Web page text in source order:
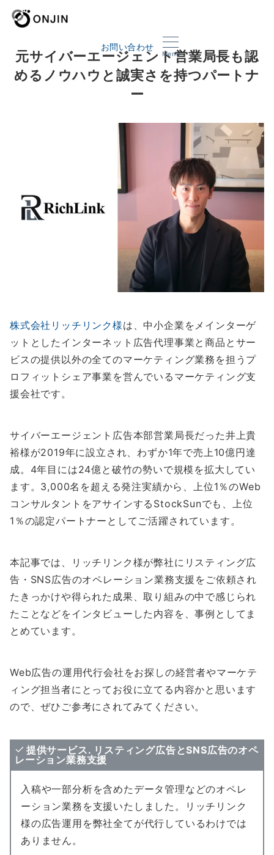
お問い合わせ
Menu
元サイバーエージェント営業局長も認
めるノウハウと誠実さを持つパートナ
ー
株式会社リッチリンク様は、中小企業をメインターゲ
ットとしたインターネット広告代理事業と商品とサー
ビスの提供以外の全てのマーケティング業務を担うプ
ロフィットシェア事業を営んでいるマーケティング支
援会社です。
サイバーエージェント広告本部営業局長だった井上貴
裕様が2019年に設立され、わずか1年で売上10億円達
成。4年目には24億と破竹の勢いで規模を拡大してい
ます。3,000名を超える発注実績から、上位1％のWeb
コンサルタントをアサインするStockSunでも、上位
1％の認定パートナーとしてご活躍されています。
本記事では、リッチリンク様が弊社にリスティング広
告・SNS広告のオペレーション業務支援をご依頼され
たきっかけや得られた成果、取り組みの中で感じられ
たことなどをインタビューした内容を、事例としてま
とめています。
Web広告の運用代行会社をお探しの経営者やマーケテ
ィング担当者にとってお役に立てる内容かと思います
ので、ぜひご参考にされてみてください。
提供サービス. リスティング広告とSNS広告のオペ
レーション業務支援
入稿や一部分析を含めたデータ管理などのオペレ
ーション業務を支援いたしました。リッチリンク
様の広告運用を弊社全てが代行しているわけでは
ありません。